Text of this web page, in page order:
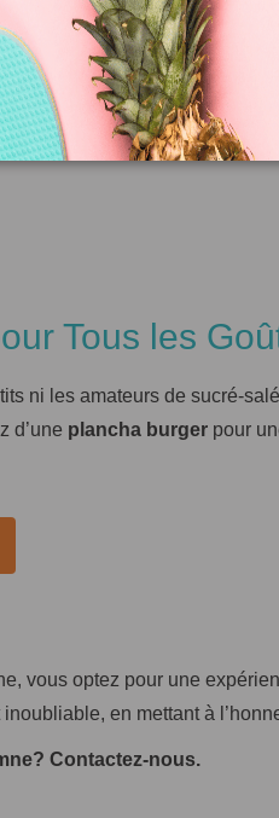
buffet de fromages.Les
affinés, tels que
de pains variés et
Mont d’Or rôti,
une touche de
Tous les
ni les amateurs de sucré-
d’une plancha burger pour
vous optez pour une
en mettant à
Contactez-nous.